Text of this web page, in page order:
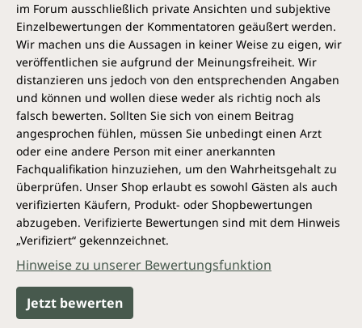
im Forum ausschließlich private Ansichten und subjektive
Einzelbewertungen der Kommentatoren geäußert werden.
Wir machen uns die Aussagen in keiner Weise zu eigen, wir
veröffentlichen sie aufgrund der Meinungsfreiheit. Wir
distanzieren uns jedoch von den entsprechenden Angaben
und können und wollen diese weder als richtig noch als
falsch bewerten. Sollten Sie sich von einem Beitrag
angesprochen fühlen, müssen Sie unbedingt einen Arzt
oder eine andere Person mit einer anerkannten
Fachqualifikation hinzuziehen, um den Wahrheitsgehalt zu
überprüfen. Unser Shop erlaubt es sowohl Gästen als auch
verifizierten Käufern, Produkt- oder Shopbewertungen
abzugeben. Verifizierte Bewertungen sind mit dem Hinweis
„Verifiziert“ gekennzeichnet.
Hinweise zu unserer Bewertungsfunktion
Jetzt bewerten